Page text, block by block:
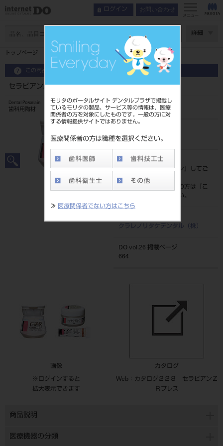
モリタのポータルサイト デンタルプラザで掲載し
ているモリタの製品、サービス等の情報は、医療
関係者の方を対象にしたものです。一般の方に対
する情報提供サイトではありません。
医療関係者の方は職種を選択ください。
≫ 医療関係者でない方はこちら
ログイン お問い合わせ
メニュー
詳細
トップページ セラビアンZRプレス LF アドオン 10g
この商品に関するお問い合わせ
セラビアンZRプレス LF アドオン 10g
Dental Porcelain
歯科用陶材
202280710
標準価格
ログイン
』してご
覧ください。
ネット会員登録がまだの方は『
こ
』より登録ください。
クラレノリタケデンタル（株）
DO vol.26 掲載ページ
664
画像
※ログインすると
拡大表示できます
カタログ
Web：カタログ２２８ セラビアンＺ
Ｒプレス
商品説明
医療機器の分類